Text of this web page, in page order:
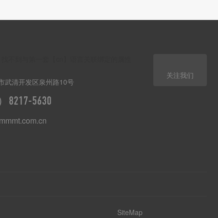
武清开发区泉州路10号
8217-5630
关注我们
SiteMap